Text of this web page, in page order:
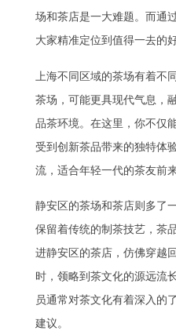
场和茶店是一大难题。而通
大家精准定位到值得一去的好
上海不同区域的茶场有着不
茶场，可能更具现代气息，
品茶环境。在这里，你不仅
受到创新茶品带来的独特体
流，适合年轻一代的茶友前来
静安区的茶场和茶店则多了
保留着传统的制茶技艺，茶
进静安区的茶店，仿佛穿越
时，领略到茶文化的源远流
员通常对茶文化有着深入的
建议。